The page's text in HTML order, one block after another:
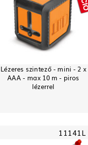
Lézeres szintező - mini - 2 x
AAA - max 10 m - piros
lézerrel
11141L